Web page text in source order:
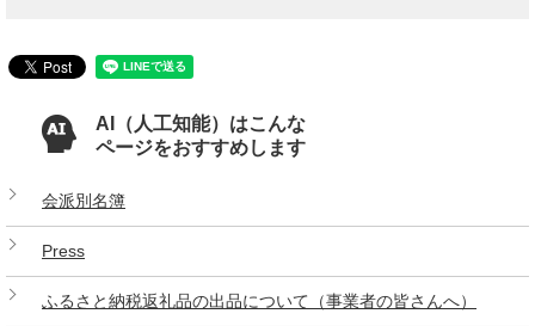
AI（人工知能）はこんな
ページをおすすめします
会派別名簿
Press
ふるさと納税返礼品の出品について（事業者の皆さんへ）